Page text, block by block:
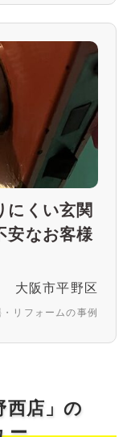
にくい玄関
安なお客様
大阪市平野区
・リフォームの事例
西店」の
ー